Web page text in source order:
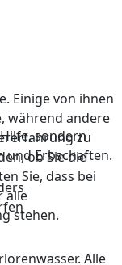
sondern
und Erbschaften.
Alle
Einige von ihnen
während andere
zu
ob Sie die
Sie, dass bei
alle
stehen.